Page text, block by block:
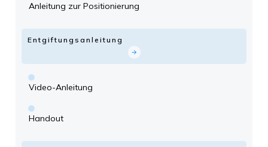
Anleitung zur Positionierung
Entgiftungsanleitung
Video-Anleitung
Handout